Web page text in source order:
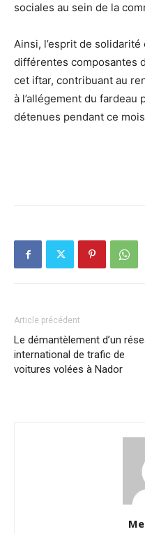
sociales au sein de la
Ainsi, l’esprit de
différentes composantes
cet iftar, contribuant au
à l’allégement du
détenues pendant ce
Article précédent
Le démantèlement d’un
international de trafic de
voitures volées à Nador